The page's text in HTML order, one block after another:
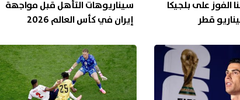
الفوز على بلجيكا
قطر
سيناريوهات التأهل قبل مواجهة
إيران في كأس العالم 2026